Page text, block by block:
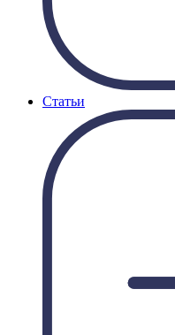
Статьи